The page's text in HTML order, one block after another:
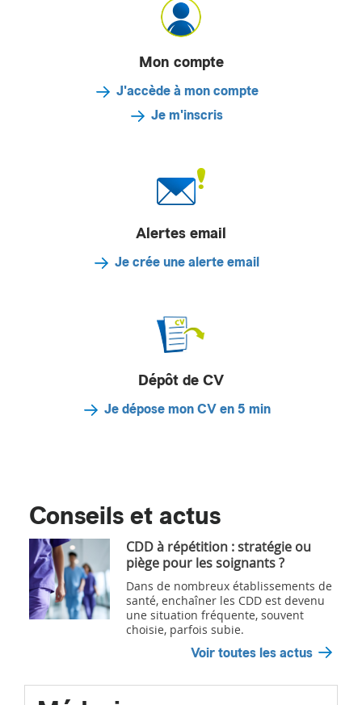
Mon compte
J'accède à mon compte
Je m'inscris
Alertes email
Je crée une alerte email
Dépôt de CV
Je dépose mon CV en 5 min
Conseils et actus
CDD à répétition : stratégie ou
piège pour les soignants ?
Dans de nombreux établissements de
santé, enchaîner les CDD est devenu
une situation fréquente, souvent
choisie, parfois subie.
Voir toutes les actus